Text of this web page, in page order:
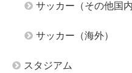
サッカー（その他国内
サッカー（海外）
スタジアム